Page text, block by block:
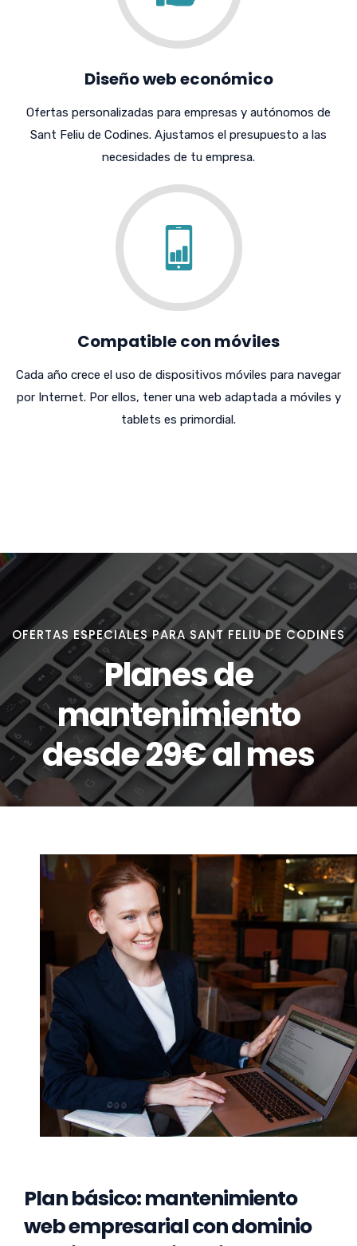
Diseño web económico
Ofertas personalizadas para empresas y autónomos de
Sant Feliu de Codines. Ajustamos el presupuesto a las
necesidades de tu empresa.
Compatible con móviles
Cada año crece el uso de dispositivos móviles para navegar
por Internet. Por ellos, tener una web adaptada a móviles y
tablets es primordial.
OFERTAS ESPECIALES PARA SANT FELIU DE CODINES
Planes de
mantenimiento
desde 29€ al mes
Plan básico: mantenimiento
web empresarial con dominio